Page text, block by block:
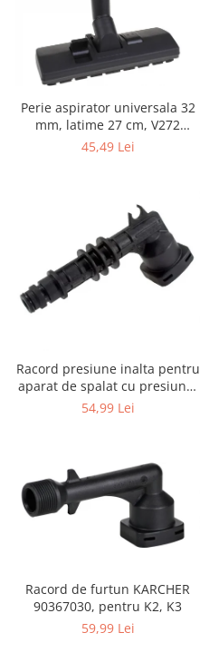
Perie aspirator universala 32
mm, latime 27 cm, V272
ECONOMY
45,49 Lei
Racord presiune inalta pentru
aparat de spalat cu presiune,
KARCHER 9.013-355.0, K4/K5
54,99 Lei
Racord de furtun KARCHER
90367030, pentru K2, K3
59,99 Lei